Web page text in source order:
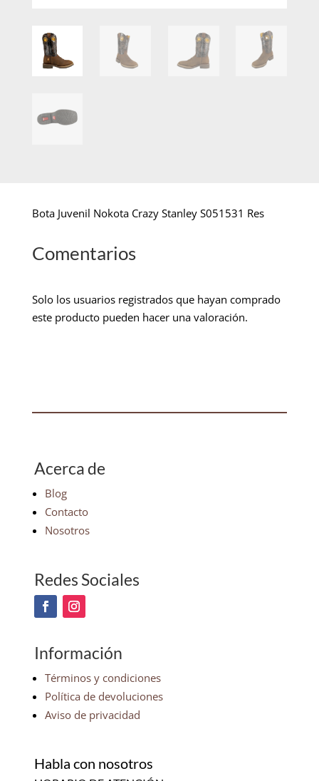
Bota Juvenil Nokota Crazy Stanley S051531 Res
Comentarios
Solo los usuarios registrados que hayan comprado
este producto pueden hacer una valoración.
Acerca de
Blog
Contacto
Nosotros
Redes Sociales
Información
Términos y condiciones
Política de devoluciones
Aviso de privacidad
Habla con nosotros